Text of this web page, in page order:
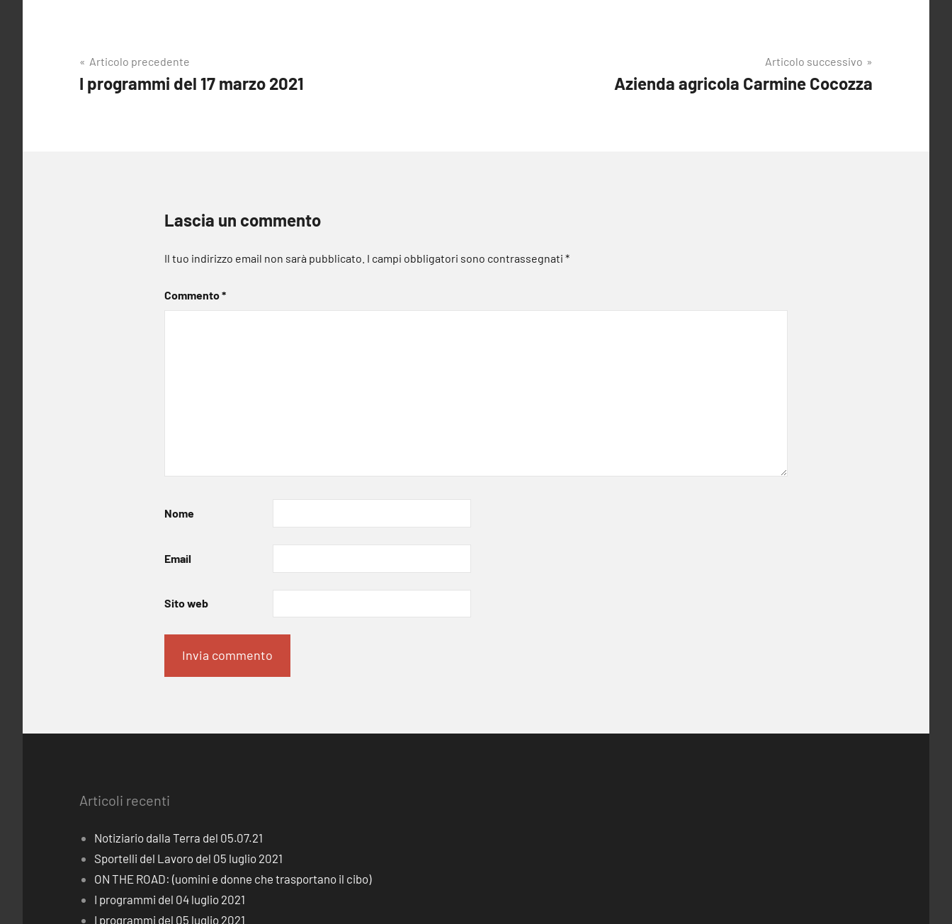
Navigazione
articoli
Articolo precedente
I programmi del 17 marzo 2021
Articolo successivo
Azienda agricola Carmine Cocozza
Lascia un commento
Il tuo indirizzo email non sarà pubblicato. I campi obbligatori sono contrassegnati *
Commento*
Nome
Email
Sito web
Articoli recenti
Notiziario dalla Terra del 05.07.21
Sportelli del Lavoro del 05 luglio 2021
ON THE ROAD: (uomini e donne che trasportano il cibo)
I programmi del 04 luglio 2021
I programmi del 05 luglio 2021